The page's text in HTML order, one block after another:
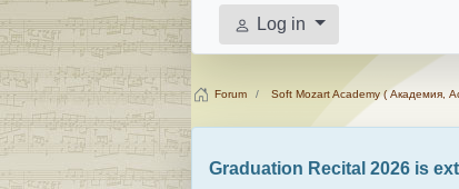
Log in
Forum Soft Mozart Academy ( Академия,
Graduation Recital 2026 is